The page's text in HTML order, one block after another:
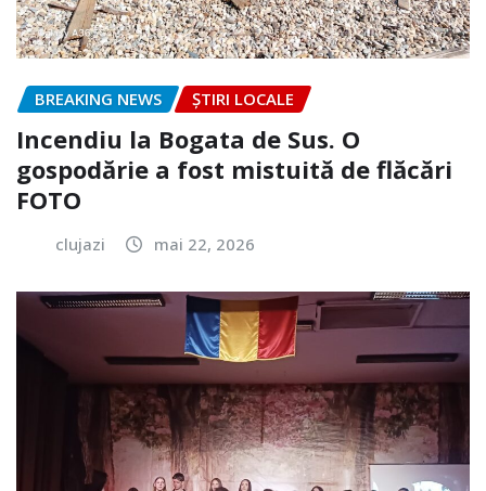
BREAKING NEWS ȘTIRI LOCALE
Incendiu la Bogata de Sus. O
gospodărie a fost mistuită de flăcări
FOTO
clujazi mai 22, 2026